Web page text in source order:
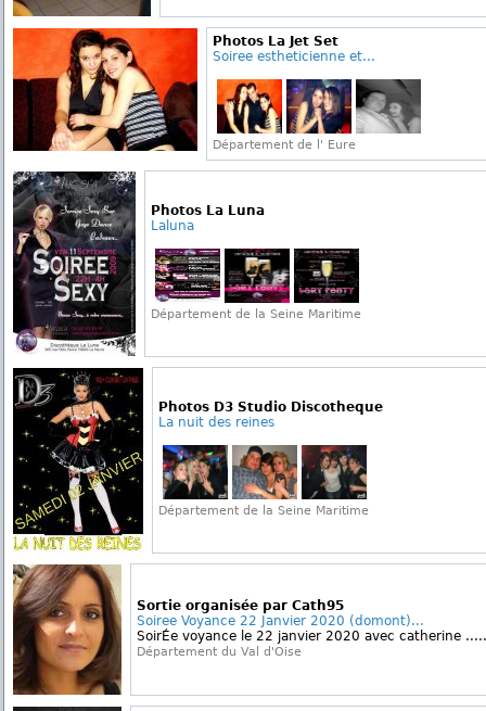
Photos La Jet Set
Soiree estheticienne et...
Département de l' Eure
Photos La Luna
Laluna
Département de la Seine Maritime
Photos D3 Studio Discotheque
La nuit des reines
Département de la Seine Maritime
Sortie organisée par Cath95
Soiree Voyance 22 Janvier 2020 (domont)...
SoirÉe voyance le 22 janvier 2020 avec catherine
Département du Val d'Oise